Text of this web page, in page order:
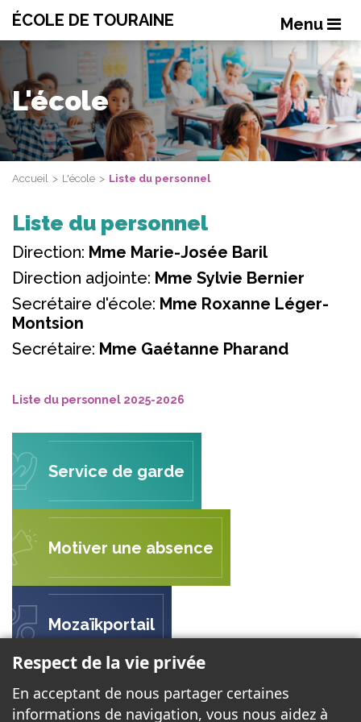
ÉCOLE DE TOURAINE Menu
L'école
Accueil L'école Liste du personnel
Liste du personnel
Direction: Mme Marie-Josée Baril
Direction adjointe: Mme Sylvie Bernier
Secrétaire d'école: Mme Roxanne Léger-
Montsion
Secrétaire: Mme Gaétanne Pharand
Liste du personnel 2025-2026
Service de garde
Motiver une absence
Mozaïkportail
ÉCOLE DE TOURAINE
Respect de la vie privée
En acceptant de nous partager certaines
informations de navigation, vous nous aidez à